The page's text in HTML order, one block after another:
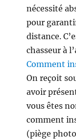
nécessité
pour
distance.
chasseur à
Comment
On reçoit
avoir
vous êtes
comment
(piège